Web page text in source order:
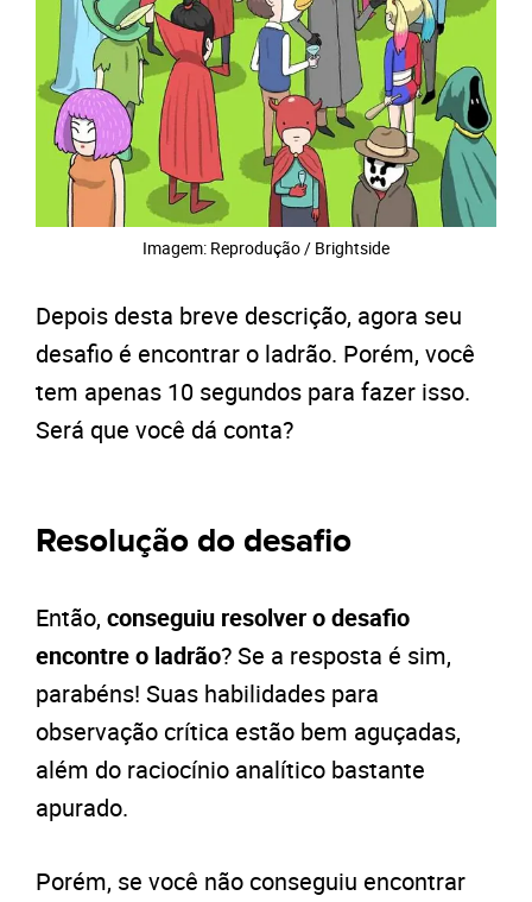
Imagem: Reprodução / Brightside
Depois desta breve descrição, agora seu
desafio é encontrar o ladrão. Porém, você
tem apenas 10 segundos para fazer isso.
Será que você dá conta?
Resolução do desafio
Então, conseguiu resolver o desafio
encontre o ladrão? Se a resposta é sim,
parabéns! Suas habilidades para
observação crítica estão bem aguçadas,
além do raciocínio analítico bastante
apurado.
Porém, se você não conseguiu encontrar